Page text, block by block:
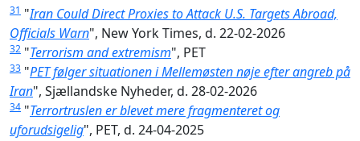
31 "Iran Could Direct Proxies to Attack U.S. Targets Abroad,
Officials Warn", New York Times, d. 22-02-2026
32 "Terrorism and extremism", PET
33 "PET følger situationen i Mellemøsten nøje efter angreb på
Iran", Sjællandske Nyheder, d. 28-02-2026
34 "Terrortruslen er blevet mere fragmenteret og
uforudsigelig", PET, d. 24-04-2025